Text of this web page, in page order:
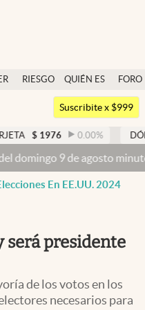
RIESGO
QUIÉN ES
QUIÉN
FORO
Argentina
México
Colombia
Suscribite x $999
0.00% DÓLAR MEP $
9 de agosto minuto a minuto
En EE.UU. 2024
será presidente
de los votos en los
necesarios para